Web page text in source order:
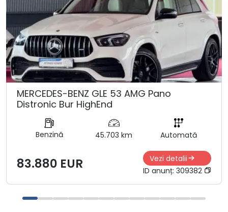
MERCEDES-BENZ GLE 53 AMG Pano
Distronic Bur HighEnd
Benzină 45.703 km Automată
83.880 EUR
Vezi detalii
ID anunț: 309382